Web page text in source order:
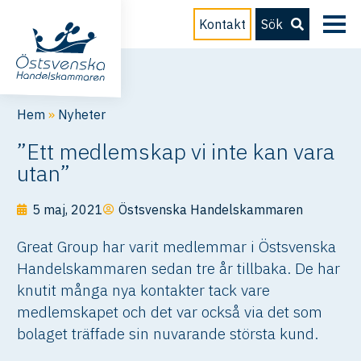
Kontakt Sök
Hem » Nyheter
”Ett medlemskap vi inte kan vara
utan”
5 maj, 2021 Östsvenska Handelskammaren
Great Group har varit medlemmar i Östsvenska
Handelskammaren sedan tre år tillbaka. De har
knutit många nya kontakter tack vare
medlemskapet och det var också via det som
bolaget träffade sin nuvarande största kund.